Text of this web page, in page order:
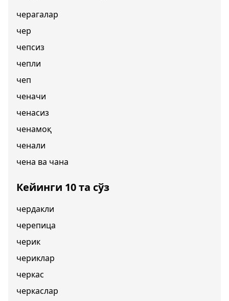
черагалар
чер
чепсиз
чепли
чеп
ченачи
ченасиз
ченамоқ
ченали
чена ва чана
Кейинги 10 та сўз
чердакли
черепица
черик
чериклар
черкас
черкаслар